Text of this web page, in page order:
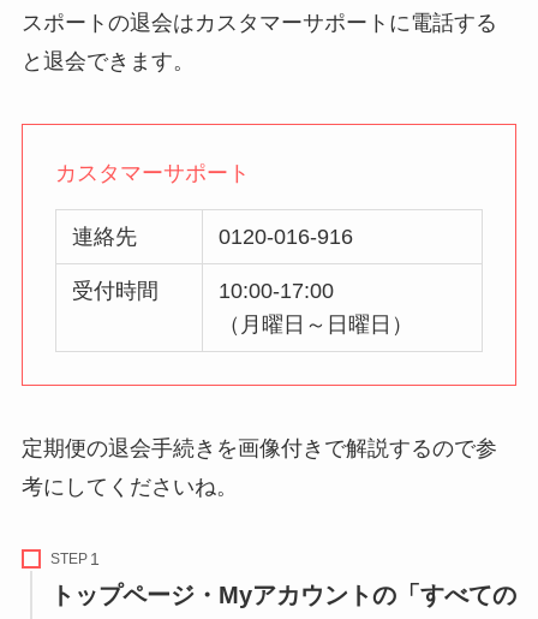
スポートの退会はカスタマーサポートに電話する
と退会できます。
カスタマーサポート
連絡先 0120-016-916
受付時間
10:00-17:00
（月曜日～日曜日）
定期便の退会手続きを画像付きで解説するので参
考にしてくださいね。
STEP
トップページ・Myアカウントの「すべての